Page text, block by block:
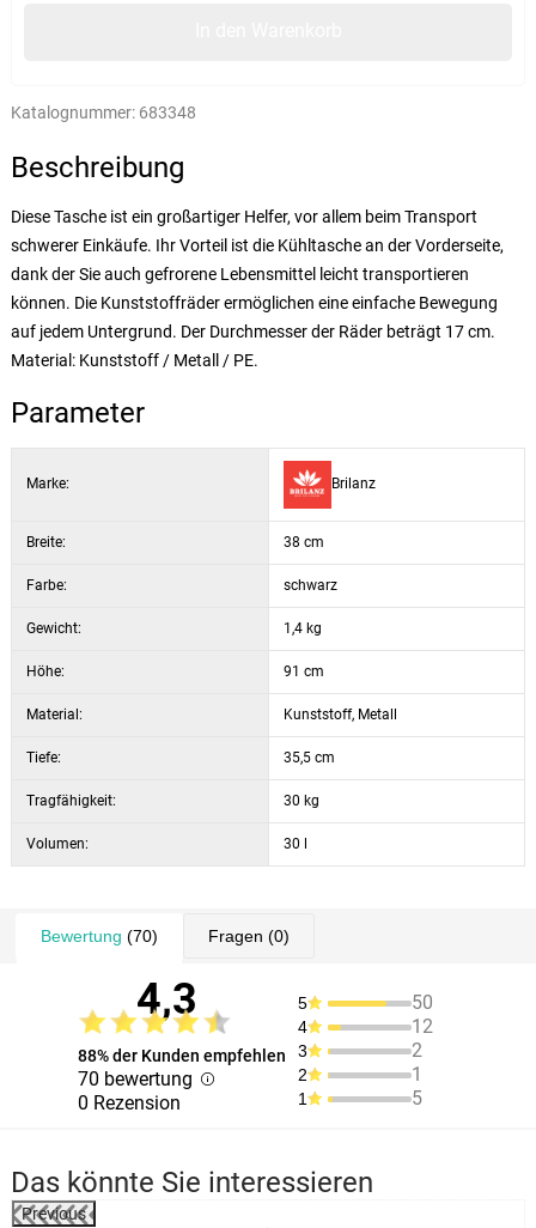
Katalognummer: 683348
Beschreibung
Diese Tasche ist ein großartiger Helfer, vor allem beim Transport
schwerer Einkäufe. Ihr Vorteil ist die Kühltasche an der Vorderseite,
dank der Sie auch gefrorene Lebensmittel leicht transportieren
können. Die Kunststoffräder ermöglichen eine einfache Bewegung
auf jedem Untergrund. Der Durchmesser der Räder beträgt 17 cm.
Material: Kunststoff / Metall / PE.
Parameter
Marke: Brilanz
Breite: 38 cm
Farbe: schwarz
Gewicht: 1,4 kg
Höhe: 91 cm
Material: Kunststoff, Metall
Tiefe: 35,5 cm
Tragfähigkeit: 30 kg
Volumen: 30 l
Bewertung (70) Fragen (0)
4,3
88% der Kunden empfehlen
70 bewertung
0 Rezension
5 50
4 12
3 2
2 1
1 5
Das könnte Sie interessieren
Previous